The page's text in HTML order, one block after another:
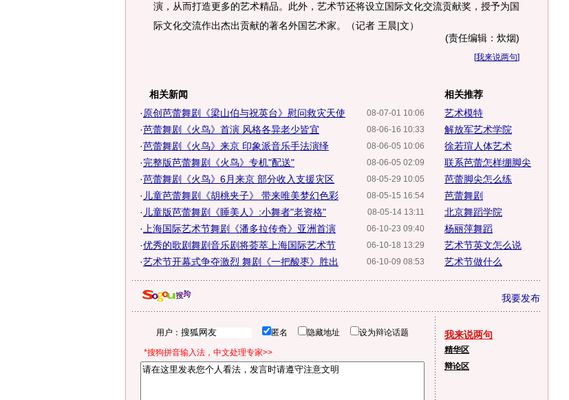
演，从而打造更多的艺术精品。此外，艺术节还将设立国际文化交流贡献奖，授予为国
际文化交流作出杰出贡献的著名外国艺术家。（记者 王晨|文）
(责任编辑：炊烟)
[我来说两句]
相关新闻
08-07-01 10:06
· 原创芭蕾舞剧《梁山伯与祝英台》慰问救灾天使
08-06-16 10:33
·芭蕾舞剧《火鸟》首演 风格各异老少皆宜
08-06-05 10:06
·芭蕾舞剧《火鸟》来京 印象派音乐手法演绎
08-06-05 02:09
·完整版芭蕾舞剧《火鸟》专机"配送"
08-05-29 10:05
·芭蕾舞剧《火鸟》6月来京 部分收入支援灾区
08-05-15 16:54
· 儿童芭蕾舞剧《胡桃夹子》 带来唯美梦幻色彩
08-05-14 13:11
· 儿童版芭蕾舞剧《睡美人》:小舞者"老资格"
06-10-23 09:40
· 上海国际艺术节舞剧《潘多拉传奇》亚洲首演
06-10-18 13:29
·优秀的歌剧舞剧音乐剧将荟萃上海国际艺术节
06-10-09 08:53
·艺术节开幕式争夺激烈 舞剧《一把酸枣》胜出
相关推荐
艺术模特
解放军艺术学院
徐若瑄人体艺术
联系芭蕾怎样绷脚尖
芭蕾脚尖怎么练
芭蕾舞剧
北京舞蹈学院
杨丽萍舞蹈
艺术节英文怎么说
艺术节做什么
我要发布
用户： 匿名 隐藏地址 设为辩论话题
*搜狗拼音输入法，中文处理专家>>
我来说两句
精华区
辩论区